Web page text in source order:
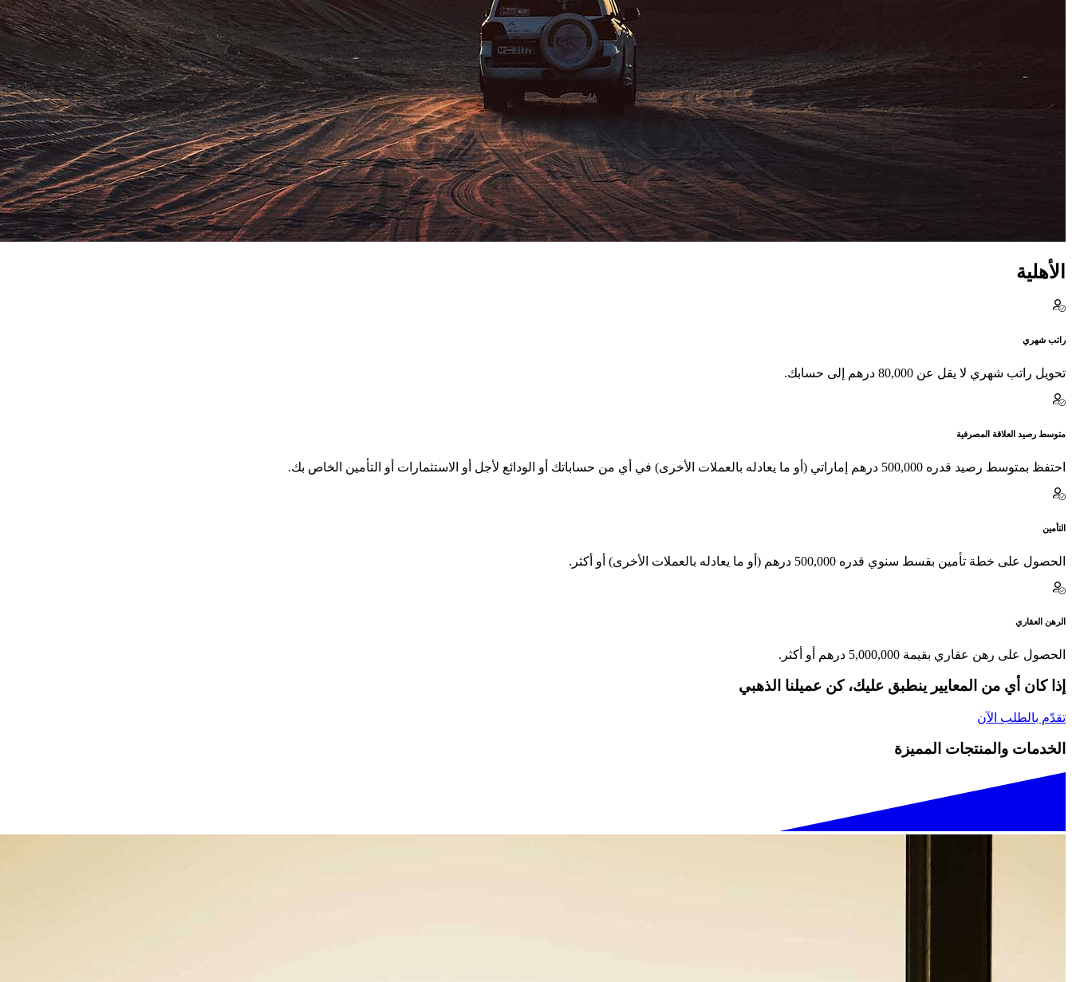
الأهلية
راتب شهري
تحويل راتب شهري لا يقل عن 80,000 درهم إلى حسابك.
متوسط رصيد العلاقة المصرفية
احتفظ بمتوسط رصيد قدره 500,000 درهم إماراتي (أو ما يعادله بالعملات الأخرى) في أي من حساباتك أو الودائع لأجل أو الاستثمارات أو التأمين الخاص بك.
التأمين
الحصول على خطة تأمين بقسط سنوي قدره 500,000 درهم (أو ما يعادله بالعملات الأخرى) أو أكثر.
الرهن العقاري
الحصول على رهن عقاري بقيمة 5,000,000 درهم أو أكثر.
إذا كان أي من المعايير ينطبق عليك، كن عميلنا الذهبي
تقدّم بالطلب الآن
الخدمات والمنتجات المميزة